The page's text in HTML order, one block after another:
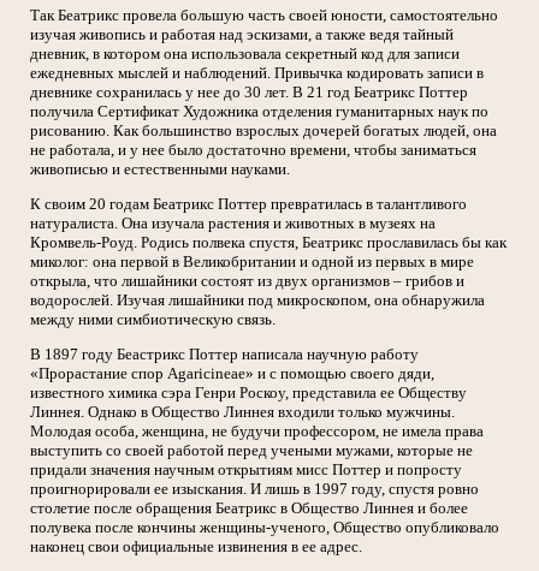
Так Беатрикс провела большую часть своей юности, самостоятельно
изучая живопись и работая над эскизами, а также ведя тайный
дневник, в котором она использовала секретный код для записи
ежедневных мыслей и наблюдений. Привычка кодировать записи в
дневнике сохранилась у нее до 30 лет. В 21 год Беатрикс Поттер
получила Сертификат Художника отделения гуманитарных наук по
рисованию. Как большинство взрослых дочерей богатых людей, она
не работала, и у нее было достаточно времени, чтобы заниматься
живописью и естественными науками.
К своим 20 годам Беатрикс Поттер превратилась в талантливого
натуралиста. Она изучала растения и животных в музеях на
Кромвель-Роуд. Родись полвека спустя, Беатрикс прославилась бы как
миколог: она первой в Великобритании и одной из первых в мире
открыла, что лишайники состоят из двух организмов – грибов и
водорослей. Изучая лишайники под микроскопом, она обнаружила
между ними симбиотическую связь.
В 1897 году Беастрикс Поттер написала научную работу
«Прорастание спор Agaricineae» и с помощью своего дяди,
известного химика сэра Генри Роскоу, представила ее Обществу
Линнея. Однако в Общество Линнея входили только мужчины.
Молодая особа, женщина, не будучи профессором, не имела права
выступить со своей работой перед учеными мужами, которые не
придали значения научным открытиям мисс Поттер и попросту
проигнорировали ее изыскания. И лишь в 1997 году, спустя ровно
столетие после обращения Беатрикс в Общество Линнея и более
полувека после кончины женщины-ученого, Общество опубликовало
наконец свои официальные извинения в ее адрес.